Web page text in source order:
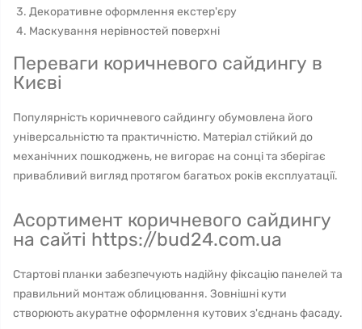
Декоративне оформлення екстер'єру
Маскування нерівностей поверхні
Переваги коричневого сайдингу в
Києві
Популярність коричневого сайдингу обумовлена його
універсальністю та практичністю. Матеріал стійкий до
механічних пошкоджень, не вигорає на сонці та зберігає
привабливий вигляд протягом багатьох років експлуатації.
Асортимент коричневого сайдингу
на сайті https://bud24.com.ua
Стартові планки забезпечують надійну фіксацію панелей та
правильний монтаж облицювання. Зовнішні кути
створюють акуратне оформлення кутових з'єднань фасаду.